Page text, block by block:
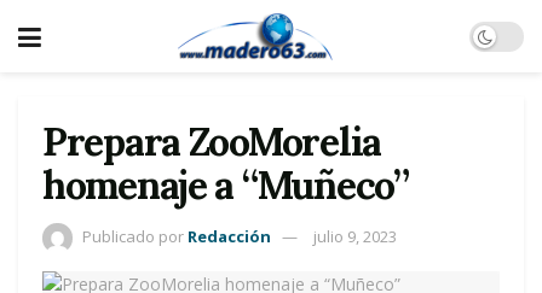
Prepara ZooMorelia
homenaje a “Muñeco”
Publicado por Redacción julio 9, 2023